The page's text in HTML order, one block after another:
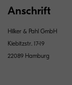
Anschrift
Hilker & Pahl GmbH
Kiebitzstr. 17-19
22089 Hamburg